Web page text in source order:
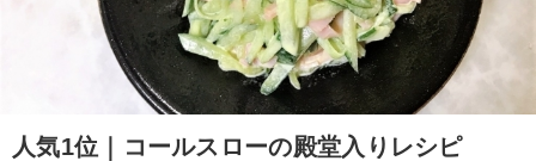
人気1位｜コールスローの殿堂入りレシピ